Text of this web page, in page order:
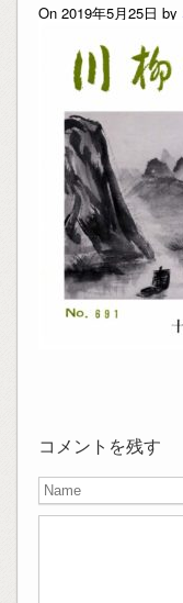
On 2019年5月25日 by
コメントを残す